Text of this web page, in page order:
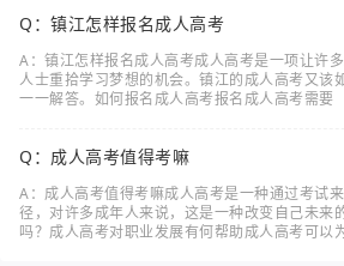
Q：镇江怎样报名成人高考
A：镇江怎样报名成人高考成人高考是一项让许
人士重拾学习梦想的机会。镇江的成人高考又该
一一解答。如何报名成人高考报名成人高考需要
Q：成人高考值得考嘛
A：成人高考值得考嘛成人高考是一种通过考试
径，对许多成年人来说，这是一种改变自己未来
吗？成人高考对职业发展有何帮助成人高考可以